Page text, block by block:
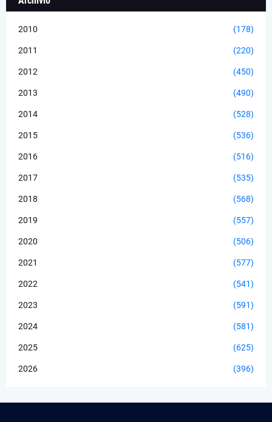
2010 (178)
2011 (220)
2012 (450)
2013 (490)
2014 (528)
2015 (536)
2016 (516)
2017 (535)
2018 (568)
2019 (557)
2020 (506)
2021 (577)
2022 (541)
2023 (591)
2024 (581)
2025 (625)
2026 (396)